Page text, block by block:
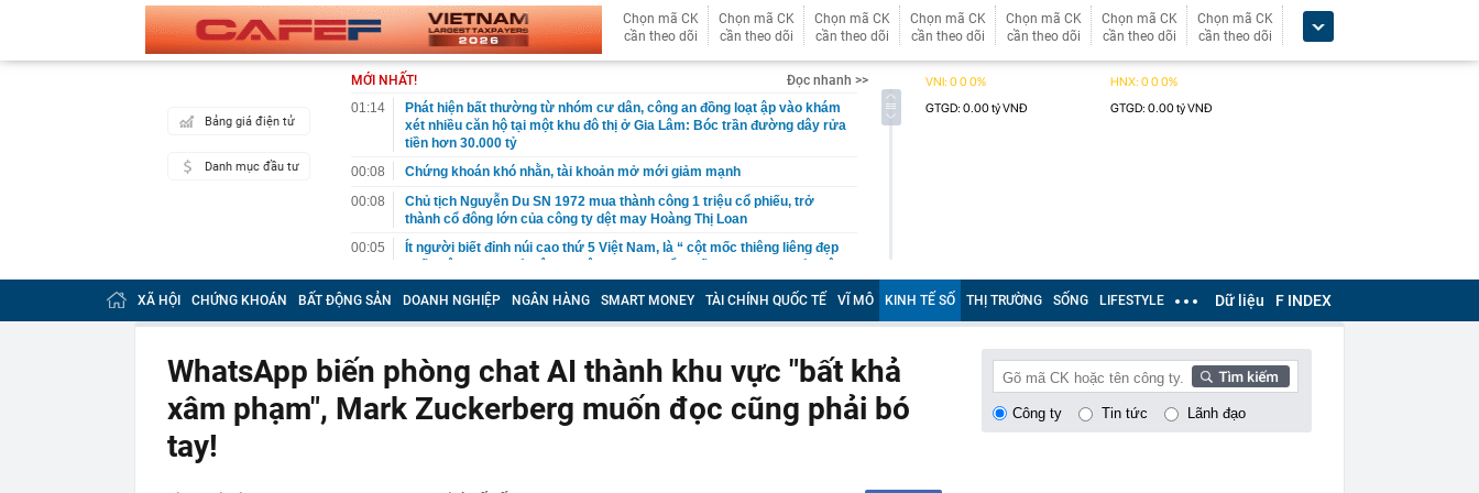
Chọn mã CK
cần theo dõi
Chọn mã CK
cần theo dõi
Chọn mã CK
cần theo dõi
Chọn mã CK
cần theo dõi
Chọn mã CK
cần theo dõi
Chọn mã CK
cần theo dõi
Chọn mã CK
cần theo dõi
Bảng giá điện tử
Danh mục đầu tư
MỚI NHẤT!
Đọc nhanh >>
01:14
Phát hiện bất thường từ nhóm cư dân, công an đồng loạt ập vào khám
xét nhiều căn hộ tại một khu đô thị ở Gia Lâm: Bóc trần đường dây rửa
tiền hơn 30.000 tỷ
00:08
Chứng khoán khó nhằn, tài khoản mở mới giảm mạnh
00:08
Chủ tịch Nguyễn Du SN 1972 mua thành công 1 triệu cổ phiếu, trở
thành cổ đông lớn của công ty dệt may Hoàng Thị Loan
00:05
Ít người biết đỉnh núi cao thứ 5 Việt Nam, là “ cột mốc thiêng liêng đẹp
trekking
Việt Nam có 1 hệ thống y khoa tư nhân sở hữu 14 bệnh viện, 2.900
giường bệnh, vừa được vinh danh "Hệ thống Y khoa tốt nhất Việt Nam
00:05
56 mã chứng khoán bị HoSE cắt margin trong tháng 8
00:03
Một doanh nghiệp Việt thu hơn 1 tỷ USD ở nước ngoài trong nửa đầu
năm 2026, lợi nhuận tăng hơn 120%
XÃ HỘI CHỨNG KHOÁN BẤT ĐỘNG SẢN DOANH NGHIỆP NGÂN HÀNG SMART MONEY TÀI CHÍNH QUỐC TẾ VĨ MÔ KINH TẾ SỐ THỊ TRƯỜNG SỐNG LIFESTYLE Dữ liệu F INDEX
WhatsApp biến phòng chat AI thành khu vực "bất khả
xâm phạm", Mark Zuckerberg muốn đọc cũng phải bó
tay!
Công ty Tin tức Lãnh đạo